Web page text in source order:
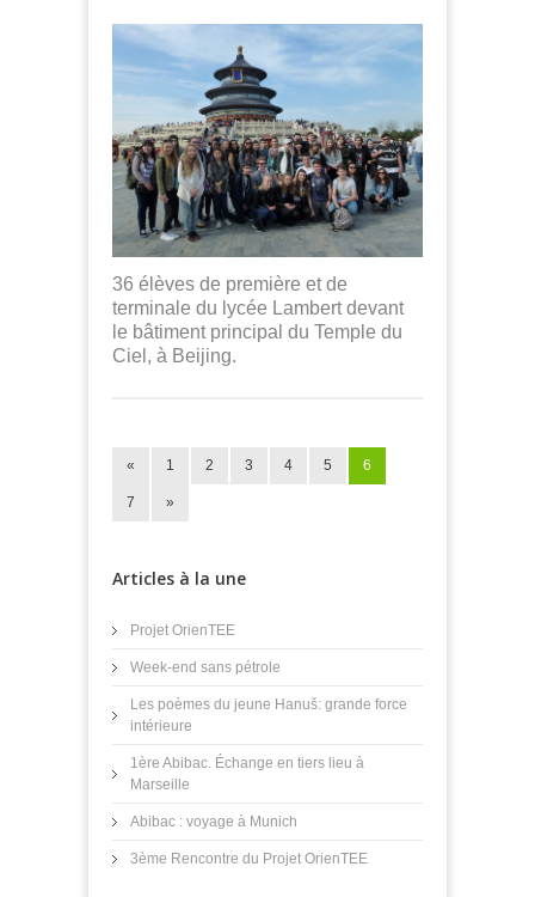
36 élèves de première et de
terminale du lycée Lambert devant
le bâtiment principal du Temple du
Ciel, à Beijing.
« 1 2 3 4 5 6
7 »
Articles à la une
Projet OrienTEE
Week-end sans pétrole
Les poèmes du jeune Hanuš: grande force
intérieure
1ère Abibac. Échange en tiers lieu à
Marseille
Abibac : voyage à Munich
3ème Rencontre du Projet OrienTEE